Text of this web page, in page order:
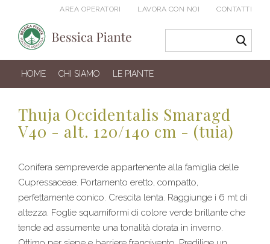
AREA OPERATORI LAVORA CON NOI CONTATTI
HOME CHI SIAMO LE PIANTE
Thuja Occidentalis Smaragd
V40 - alt. 120/140 cm - (tuia)
Conifera sempreverde appartenente alla famiglia delle
Cupressaceae. Portamento eretto, compatto,
perfettamente conico. Crescita lenta. Raggiunge i 6 mt di
altezza. Foglie squamiformi di colore verde brillante che
tende ad assumente una tonalità dorata in inverno.